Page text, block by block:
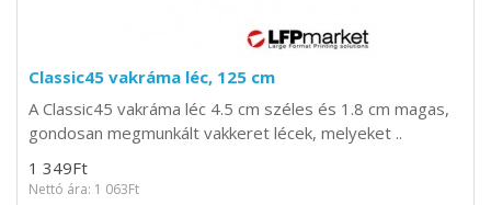
Classic45 vakráma léc, 125 cm
A Classic45 vakráma léc 4.5 cm széles és 1.8 cm magas,
gondosan megmunkált vakkeret lécek, melyeket ..
1 349Ft
Nettó ára: 1 063Ft